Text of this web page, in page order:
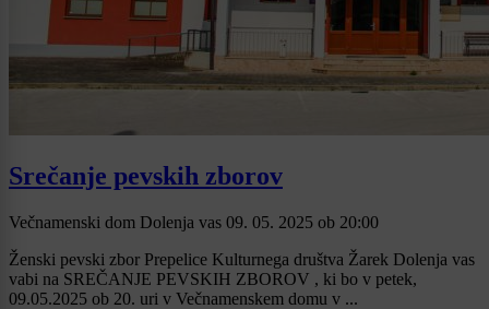
Srečanje pevskih zborov
Večnamenski dom Dolenja vas 09. 05. 2025 ob 20:00
Ženski pevski zbor Prepelice Kulturnega društva Žarek Dolenja vas
vabi na SREČANJE PEVSKIH ZBOROV , ki bo v petek,
09.05.2025 ob 20. uri v Večnamenskem domu v ...